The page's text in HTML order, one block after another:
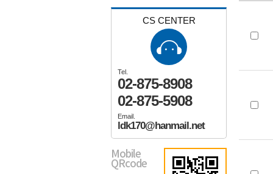
CS CENTER
Tel.
02-875-8908
02-875-5908
Email.
ldk170@hanmail.net
Mobile
QRcode